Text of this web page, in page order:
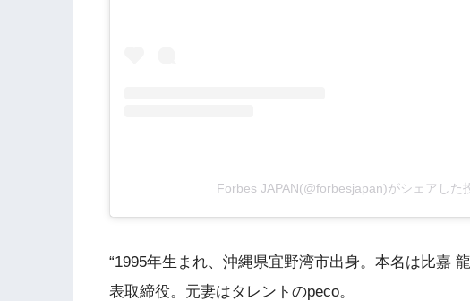
Forbes JAPAN(@forbesjapan)がシェアした
“1995年生まれ、沖縄県宜野湾市出身。本名は比嘉
表取締役。元妻はタレントのpeco。